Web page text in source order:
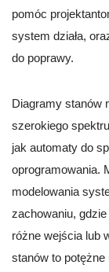
pomóc
system działa,
do poprawy.
Diagramy stanów
szerokiego
jak automaty do
oprogramowania.
modelowania
zachowaniu,
różne wejścia lub
stanów to